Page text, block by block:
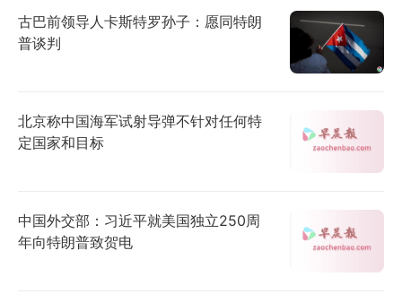
古巴前领导人卡斯特罗孙子：愿同特朗
普谈判
北京称中国海军试射导弹不针对任何特
定国家和目标
中国外交部：习近平就美国独立250周
年向特朗普致贺电